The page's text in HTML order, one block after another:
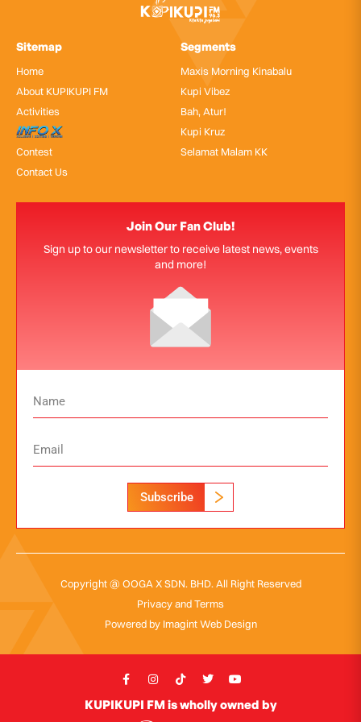
Sitemap
Home
About KUPIKUPI FM
Activities
InfoX
Contest
Contact Us
Segments
Maxis Morning Kinabalu
Kupi Vibez
Bah, Atur!
Kupi Kruz
Selamat Malam KK
Join Our Fan Club!
Sign up to our newsletter to receive latest news, events
and more!
Subscribe
Copyright @ OOGA X SDN. BHD. All Right Reserved
Privacy and Terms
Powered by Imagint Web Design
KUPIKUPI FM is wholly owned by